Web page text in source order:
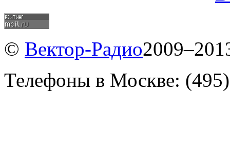
© Вектор-Радио
Телефоны в Москве: